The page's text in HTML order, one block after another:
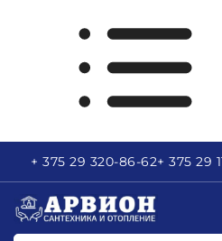
+ 375 29 320-86-62+ 375 29